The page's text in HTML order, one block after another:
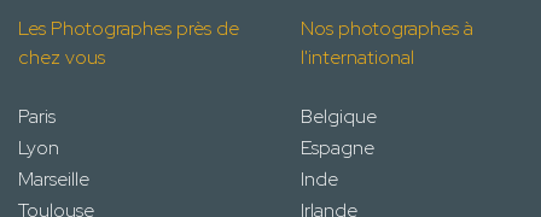
Les Photographes près de
chez vous
Paris
Lyon
Marseille
Toulouse
Nos photographes à
l'international
Belgique
Espagne
Inde
Irlande